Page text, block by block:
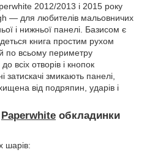
2012/2013 і 2015 року
— для любителів мальовничих
і нижньої панелі. Базисом є
книга простим рухом
по всьому периметру
всіх отворів і кнопок
затискачі змикають панелі,
від подряпин, ударів і
Paperwhite обкладинки
шарів: